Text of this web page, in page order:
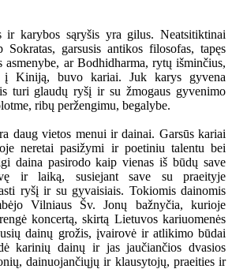
ir karybos sąryšis yra gilus. Neatsitiktinai
Sokratas, garsusis antikos filosofas, tapęs
asmenybe, ar Bodhidharma, rytų išminčius,
į Kiniją, buvo kariai. Juk karys gyvena
turi glaudų ryšį ir su žmogaus gyvenimo
ribų peržengimu, begalybe.
daug vietos menui ir dainai. Garsūs kariai
neretai pasižymi ir poetiniu talentu bei
daina pasirodo kaip vienas iš būdų save
ir laiką, susiejant save su praeityje
ryšį ir su gyvaisiais. Tokiomis dainomis
Vilniaus Šv. Jonų bažnyčia, kurioje
koncertą, skirtą Lietuvos kariuomenės
dainų grožis, įvairovė ir atlikimo būdai
karinių dainų ir jas jaučiančios dvasios
dainuojančiųjų ir klausytojų, praeities ir